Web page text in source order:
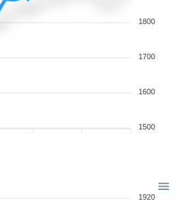
1800
1700
1600
1500
1920